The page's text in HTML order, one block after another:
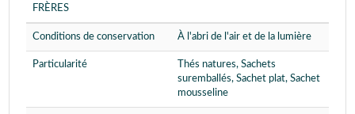
FRÈRES
Conditions de conservation À l'abri de l'air et de la lumière
Particularité
Thés natures, Sachets
suremballés, Sachet plat, Sachet
mousseline